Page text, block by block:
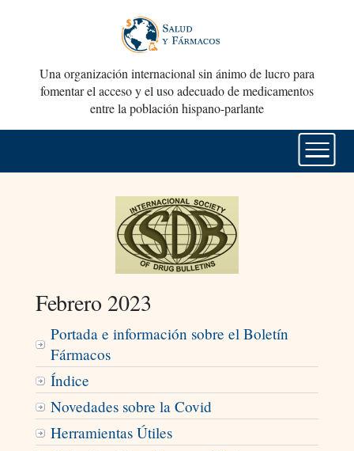
Una organización internacional sin ánimo de lucro para
fomentar el acceso y el uso adecuado de medicamentos
entre la población hispano-parlante
Febrero 2023
Portada e información sobre el Boletín
Fármacos
Índice
Novedades sobre la Covid
Herramientas Útiles